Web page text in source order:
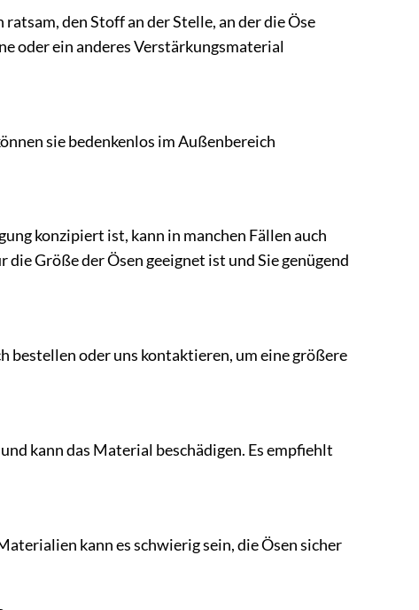
den Stoff an der Stelle, an der die Öse
oder ein anderes Verstärkungsmaterial
sie bedenkenlos im Außenbereich
konzipiert ist, kann in manchen Fällen auch
Größe der Ösen geeignet ist und Sie genügend
bestellen oder uns kontaktieren, um eine größere
kann das Material beschädigen. Es empfiehlt
kann es schwierig sein, die Ösen sicher